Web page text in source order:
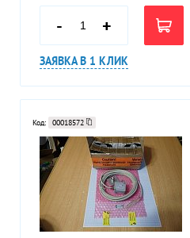
- +
ЗАЯВКА В 1 КЛИК
Код: 00018572